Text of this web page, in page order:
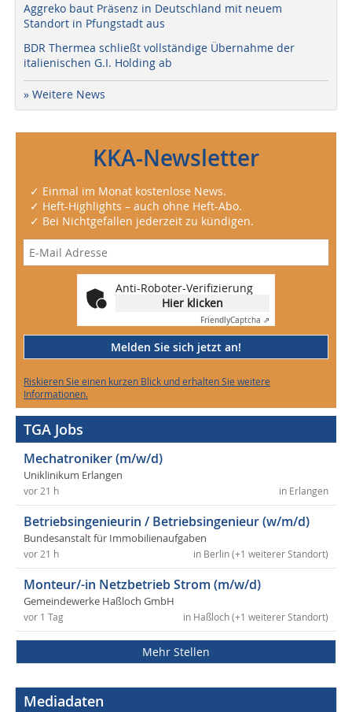
Aggreko baut Präsenz in Deutschland mit neuem
Standort in Pfungstadt aus
BDR Thermea schließt vollständige Übernahme der
italienischen G.I. Holding ab
» Weitere News
KKA-Newsletter
✓ Einmal im Monat kostenlose News.
✓ Heft-Highlights – auch ohne Heft-Abo.
✓ Bei Nichtgefallen jederzeit zu kündigen.
Anti-Roboter-Verifizierung
Hier klicken
FriendlyCaptcha ⇗
Melden Sie sich jetzt an!
Riskieren Sie einen kurzen Blick und erhalten Sie weitere
Informationen.
TGA Jobs
Mechatroniker (m/w/d)
Uniklinikum Erlangen
in Erlangen
vor 21 h
Betriebsingenieurin / Betriebsingenieur (w/m/d)
Bundesanstalt für Immobilienaufgaben
in Berlin (+1 weiterer Standort)
vor 21 h
Monteur/-in Netzbetrieb Strom (m/w/d)
Gemeindewerke Haßloch GmbH
in Haßloch (+1 weiterer Standort)
vor 1 Tag
Mehr Stellen
Mediadaten